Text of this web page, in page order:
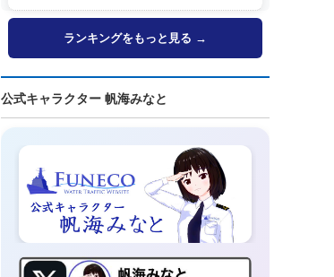
ランキングをもっと見る →
公式キャラクター 帆海みなと